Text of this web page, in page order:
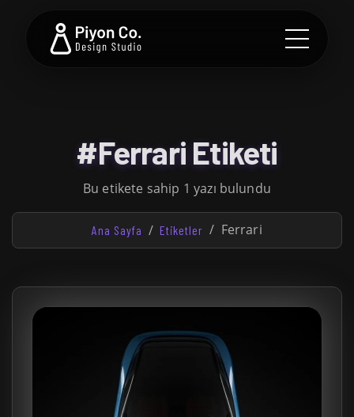
#Ferrari Etiketi
Bu etikete sahip 1 yazı bulundu
Ana Sayfa Etiketler Ferrari